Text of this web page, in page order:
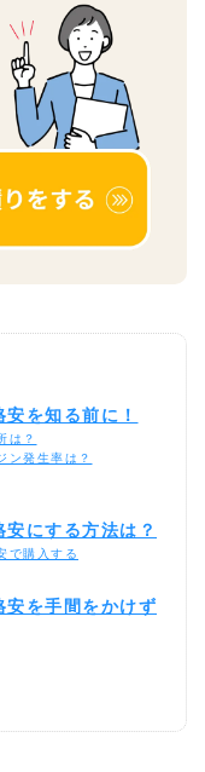
を知る前に！
は？
ン発生率は？
にする方法は？
で購入する
安を手間をかけず